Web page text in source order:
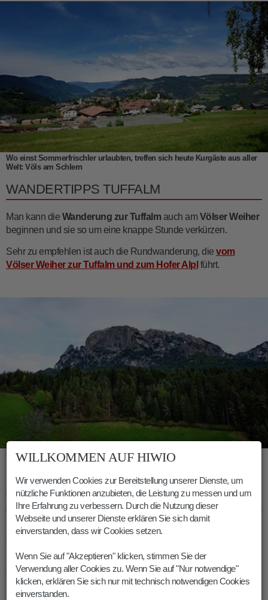
Wo einst Sommerfrischler urlaubten, treffen sich heute Kurgäste aus aller
Welt: Völs am Schlern
WANDERTIPPS TUFFALM
Man kann die Wanderung zur Tuffalm auch amVölser Weiher
beginnen und sie so um eine knappe Stunde verkürzen.
Sehr zu empfehlen ist auch die Rundwanderung, die vom
Völser Weiher zur Tuffalm und zum Hofer Alpl führt.
Schlern
INTERESSANTE DETAILS ÜBER DEN
VÖLSER WEIHER
ImHotel Völser Weiher brachte der Wiener Schriftsteller
„Das weite Land“zu Papier. Auch Teile der Handlung sind hier
angesiedelt.
Der Völser Weiher wurde im
angelegt.
WILLKOMMEN AUF HIWIO
Wir verwenden Cookies zur Bereitstellung unserer Dienste, um
nützliche Funktionen anzubieten, die Leistung zu messen und um
Ihre Erfahrung zu verbessern. Durch die Nutzung dieser
Webseite und unserer Dienste erklären Sie sich damit
einverstanden, dass wir Cookies setzen.
Wenn Sie auf "Akzeptieren" klicken, stimmen Sie der
Verwendung aller Cookies zu. Wenn Sie auf "Nur notwendige"
klicken, erklären Sie sich nur mit technisch notwendigen Cookies
einverstanden.